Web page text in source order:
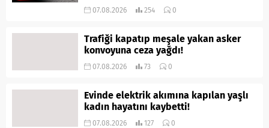
07.08.2026 254 0
Trafiği kapatıp meşale yakan asker
konvoyuna ceza yağdı!
07.08.2026 73 0
Evinde elektrik akımına kapılan yaşlı
kadın hayatını kaybetti!
07.08.2026 127 0